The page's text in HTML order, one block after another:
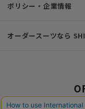
ポリシー・企業情報
オーダースーツなら